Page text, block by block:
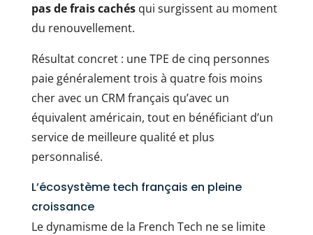
pas de frais cachésqui surgissent au moment
du renouvellement.
Résultat concret : une TPE de cinq personnes
paie généralement trois à quatre fois moins
cher avec un CRM français qu’avec un
équivalent américain, tout en bénéficiant d’un
service de meilleure qualité et plus
personnalisé.
L’écosystème tech français en pleine
croissance
Le dynamisme de la French Tech ne se limite